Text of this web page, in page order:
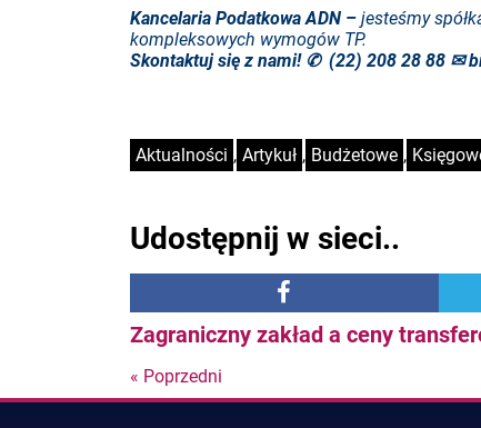
Kancelaria Podatkowa ADN – jesteśmy
kompleksowych wymogów TP.
Skontaktuj się z nami! ✆ (22) 208 28 88 ✉
Aktualności , Artykuł , Budżetowe ,
Udostępnij w sieci..
Zagraniczny zakład a ceny
« Poprzedni
Nastepny